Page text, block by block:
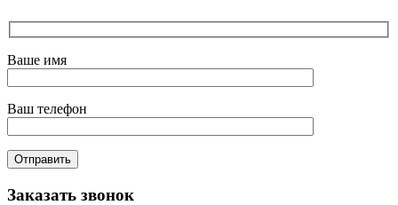
Ваше имя
Ваш телефон
Заказать звонок